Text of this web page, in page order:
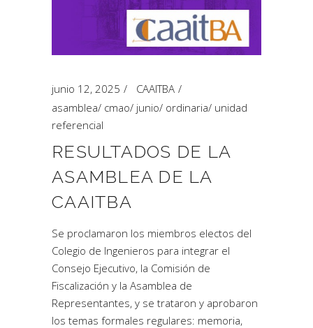
junio 12, 2025
CAAITBA
asamblea/ cmao/ junio/ ordinaria/ unidad
referencial
RESULTADOS DE LA
ASAMBLEA DE LA
CAAITBA
Se proclamaron los miembros electos del
Colegio de Ingenieros para integrar el
Consejo Ejecutivo, la Comisión de
Fiscalización y la Asamblea de
Representantes, y se trataron y aprobaron
los temas formales regulares: memoria,